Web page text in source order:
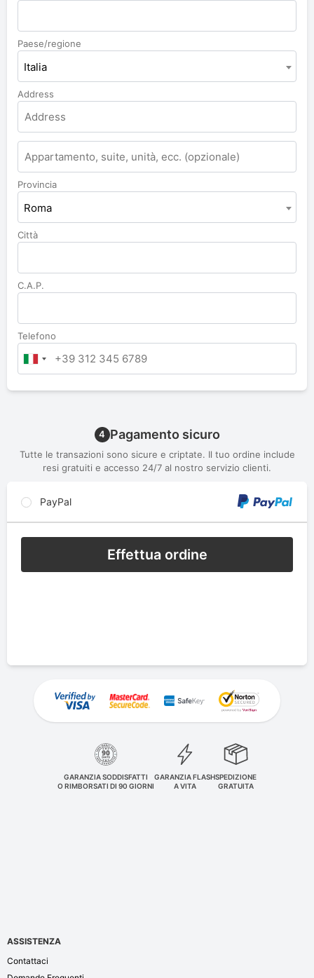
Paese/regione
Italia
Address
Appartamento,
suite,
unità,
ecc.
Provincia
Roma
Città
C.A.P.
Telefono
4 Pagamento sicuro
Tutte le transazioni sono sicure e criptate. Il tuo ordine include
resi gratuiti e accesso 24/7 al nostro servizio clienti.
PayPal
Effettua ordine
GARANZIA SODDISFATTI
O RIMBORSATI DI 90 GIORNI
GARANZIA FLASH
A VITA
SPEDIZIONE
GRATUITA
ASSISTENZA
Contattaci